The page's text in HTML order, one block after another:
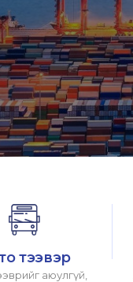
тээвэр
аюулгүй,